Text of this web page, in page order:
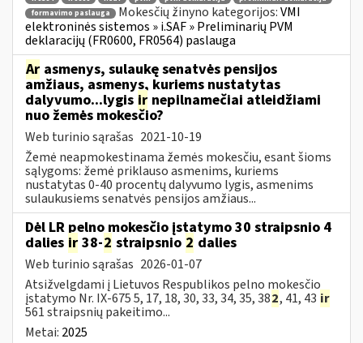
formavimo paslauga
Mokesčių žinyno kategorijos:VMI
elektroninės sistemos » i.SAF » Preliminarių PVM
deklaracijų (FR0600, FR0564) paslauga
Ar asmenys, sulaukę senatvės pensijos
amžiaus, asmenys, kuriems nustatytas
dalyvumo...lygis ir nepilnamečiai atleidžiami
nuo žemės mokesčio?
Web turinio sąrašas 2021-10-19
Žemė neapmokestinama žemės mokesčiu, esant šioms
sąlygoms: žemė priklauso asmenims, kuriems
nustatytas 0-40 procentų dalyvumo lygis, asmenims
sulaukusiems senatvės pensijos amžiaus...
Dėl LR pelno mokesčio įstatymo 30 straipsnio 4
dalies ir 38-2 straipsnio 2 dalies
Web turinio sąrašas 2026-01-07
Atsižvelgdami į Lietuvos Respublikos pelno mokesčio
įstatymo Nr. IX-675 5, 17, 18, 30, 33, 34, 35, 382, 41, 43 ir
561 straipsnių pakeitimo...
Metai: 2025